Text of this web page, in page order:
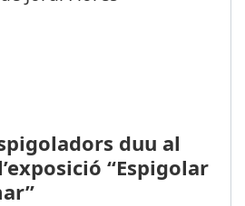
duu al
“Espigolar